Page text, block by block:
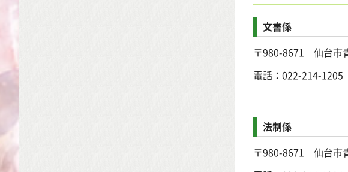
文書係
〒980-8671 仙台市
電話： 022-214-1205
法制係
〒980-8671 仙台市